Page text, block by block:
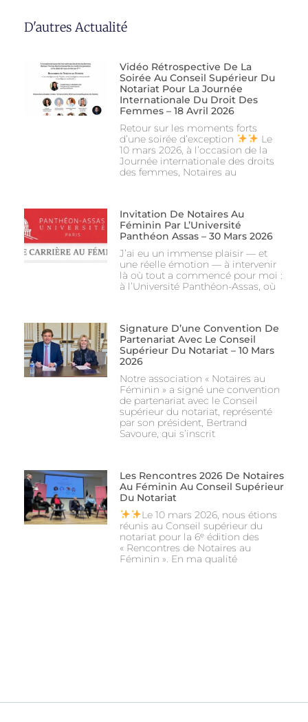
D'autres Actualité
Vidéo Rétrospective De La
Soirée Au Conseil Supérieur Du
Notariat Pour La Journée
Internationale Du Droit Des
Femmes – 18 Avril 2026
Retour sur les moments forts
d’une soirée d’exception
Le
10 mars 2026, à l’occasion de la
Journée internationale des droits
des femmes, Notaires au
Invitation De Notaires Au
Féminin Par L’Université
Panthéon Assas – 30 Mars 2026
J’ai eu un immense plaisir — et
une réelle émotion — à intervenir
là où tout a commencé pour moi :
à l’Université Panthéon-Assas, où
Signature D’une Convention De
Partenariat Avec Le Conseil
Supérieur Du Notariat – 10 Mars
2026
Notre association « Notaires au
Féminin » a signé une convention
de partenariat avec le Conseil
supérieur du notariat, représenté
par son président, Bertrand
Savoure, qui s’inscrit
Les Rencontres 2026 De Notaires
Au Féminin Au Conseil Supérieur
Du Notariat
Le 10 mars 2026, nous étions
réunis au Conseil supérieur du
notariat pour la 6ᵉ édition des
« Rencontres de Notaires au
Féminin ». En ma qualité